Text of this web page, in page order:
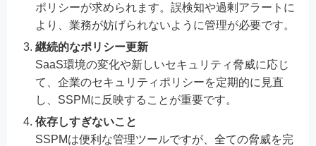
ポリシーが求められます。誤検知や過剰アラートに
より、業務が妨げられないように管理が必要です。
継続的なポリシー更新
SaaS環境の変化や新しいセキュリティ脅威に応じ
て、企業のセキュリティポリシーを定期的に見直
し、SSPMに反映することが重要です。
依存しすぎないこと
SSPMは便利な管理ツールですが、全ての脅威を完